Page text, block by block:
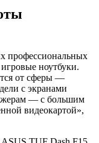
профессиональных
игровые ноутбуки.
от сферы —
с экранами
— с большим
видеокартой»,